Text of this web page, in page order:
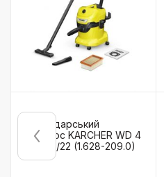
Господарський
пилосос KARCHER WD 4
V-20/5/22 (1.628-209.0)